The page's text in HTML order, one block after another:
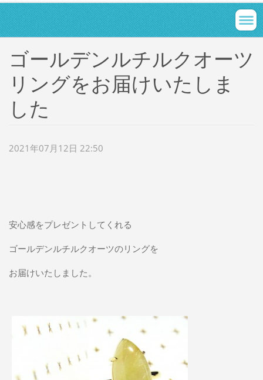
ゴールデンルチルクオーツ
リングをお届けいたしま
した
2021年07月12日 22:50
安心感をプレゼントしてくれる
ゴールデンルチルクオーツのリングを
お届けいたしました。